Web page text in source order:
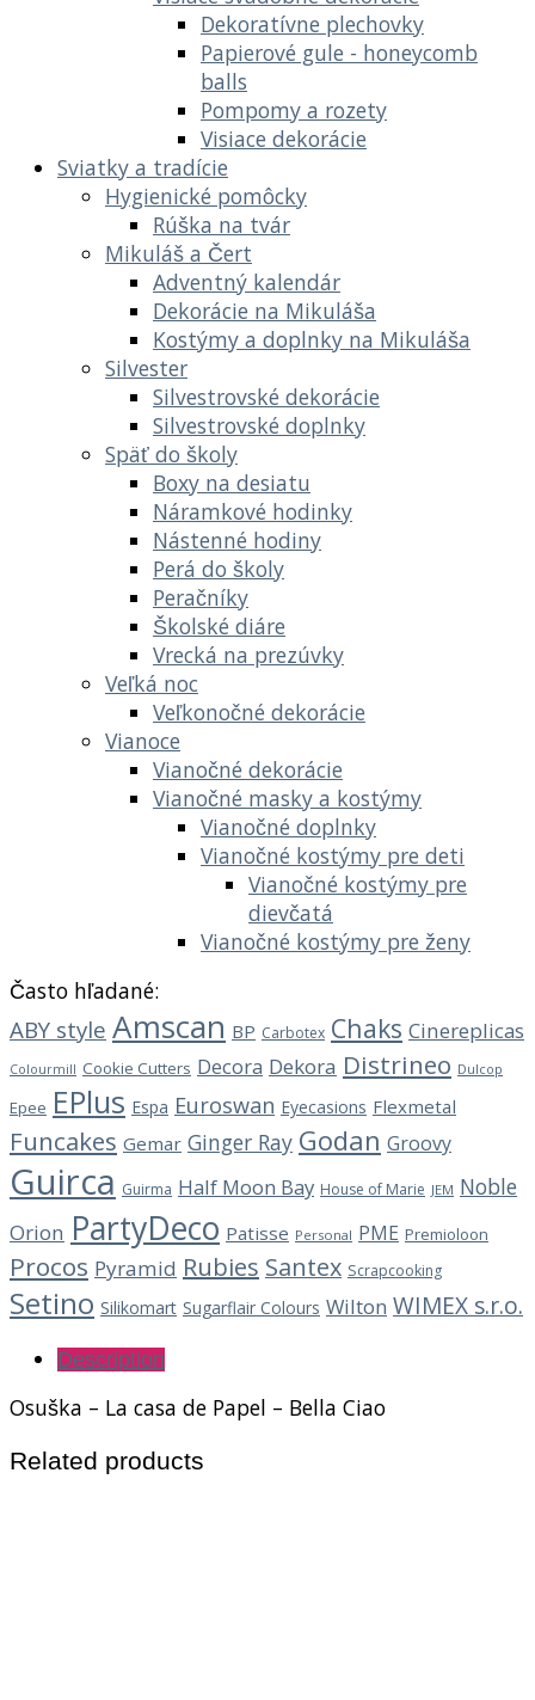
Dekoratívne plechovky
Papierové gule - honeycomb
balls
Pompomy a rozety
Visiace dekorácie
Sviatky a tradície
Hygienické pomôcky
Rúška na tvár
Mikuláš a Čert
Adventný kalendár
Dekorácie na Mikuláša
Kostýmy a doplnky na Mikuláša
Silvester
Silvestrovské dekorácie
Silvestrovské doplnky
Späť do školy
Boxy na desiatu
Náramkové hodinky
Nástenné hodiny
Perá do školy
Peračníky
Školské diáre
Vrecká na prezúvky
Veľká noc
Veľkonočné dekorácie
Vianoce
Vianočné dekorácie
Vianočné masky a kostýmy
Vianočné doplnky
Vianočné kostýmy pre deti
Vianočné kostýmy pre
dievčatá
Vianočné kostýmy pre ženy
Často hľadané:
ABY style Amscan BP Carbotex Chaks Cinereplicas
Colourmill Cookie Cutters Decora Dekora Distrineo Dulcop
Epee EPlus Espa Euroswan Eyecasions Flexmetal
Funcakes Gemar Ginger Ray Godan Groovy
Guirca Guirma Half Moon Bay House of Marie JEM Noble
Orion PartyDeco Patisse Personal PME Premioloon
Procos Pyramid Rubies Santex Scrapcooking
Setino Silikomart Sugarflair Colours Wilton WIMEX s.r.o.
Description
Osuška – La casa de Papel – Bella Ciao
Related products